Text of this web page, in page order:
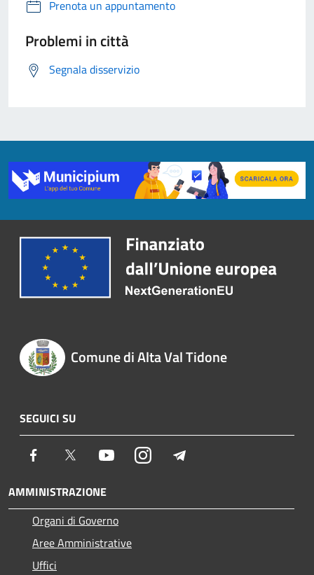
Prenota un appuntamento
Problemi in città
Segnala disservizio
Comune di Alta Val Tidone
SEGUICI SU
Facebook Twitter YoutubeInstagram
AMMINISTRAZIONE
Organi di Governo
Aree Amministrative
Uffici